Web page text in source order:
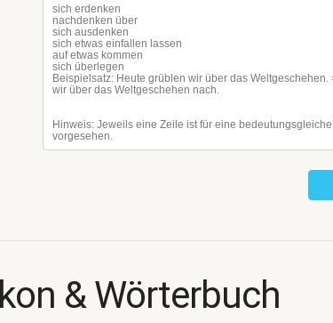
& Wörterbuch